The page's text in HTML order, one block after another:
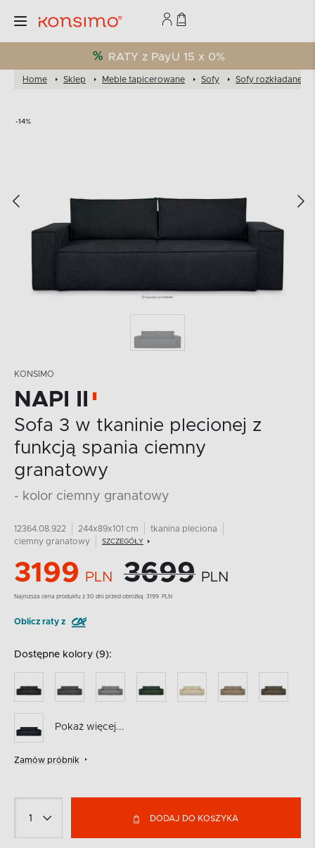
RATY z PayU 15 x 0%
Home Sklep Meble tapicerowane Sofy Sofy rozkładane
-14%
KONSIMO
NAPI II
Sofa 3 w tkaninie plecionej z
funkcją spania ciemny
granatowy
- kolor ciemny granatowy
12364.08.922 244x89x101 cm
tkanina pleciona
ciemny granatowy
SZCZEGÓŁY
3199 PLN 3699 PLN
Najnizsza cena produktu z 30 dni przed obniżką: 3199 PLN
Oblicz raty z
Dostępne kolory (9):
Pokaż więcej...
Zamów próbnik
DODAJ DO KOSZYKA